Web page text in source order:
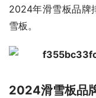
2024年滑雪板品牌
雪板。
2024滑雪板品